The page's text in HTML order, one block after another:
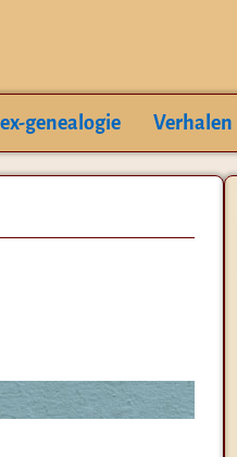
genealogie Verhalen